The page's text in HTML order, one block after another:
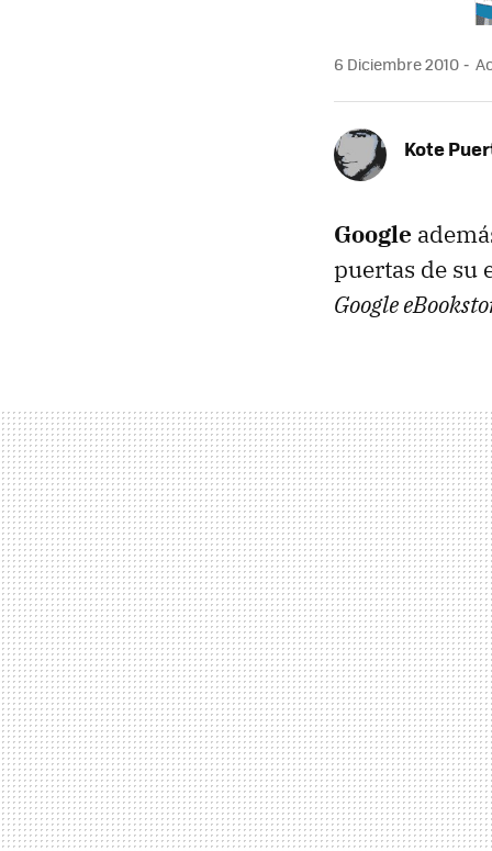
6 Diciembre 2010
Kote
Google
puertas de su
Google